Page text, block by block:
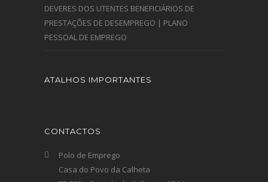
DEVERES DOS UTENTES BENEFICIÁRIOS DE
PRESTAÇÕES DE DESEMPREGO | PLANO
PESSOAL DE EMPREGO
ATALHOS IMPORTANTES
CONTACTOS
Polo de Emprego
Casa do Povo da Calheta